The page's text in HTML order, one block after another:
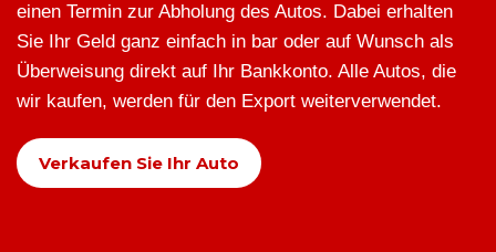
einen Termin zur Abholung des Autos. Dabei erhalten
Sie Ihr Geld ganz einfach in bar oder auf Wunsch als
Überweisung direkt auf Ihr Bankkonto. Alle Autos, die
wir kaufen, werden für den Export weiterverwendet.
Verkaufen Sie Ihr Auto